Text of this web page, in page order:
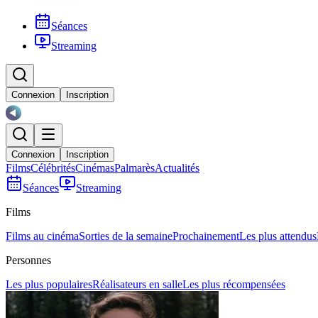
Séances
Streaming
Connexion Inscription
Connexion Inscription
FilmsCélébritésCinémasPalmarèsActualités
Séances
Streaming
Films
Films au cinémaSorties de la semaineProchainementLes plus attendus
Personnes
Les plus populairesRéalisateurs en salleLes plus récompensées